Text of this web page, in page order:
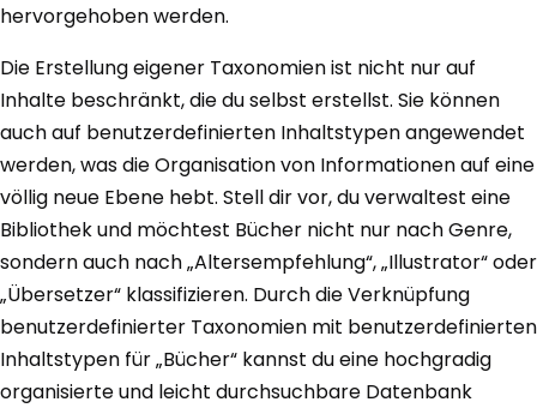
hervorgehoben werden.
Die Erstellung eigener Taxonomien ist nicht nur auf
Inhalte beschränkt, die du selbst erstellst. Sie können
auch auf benutzerdefinierten Inhaltstypen angewendet
werden, was die Organisation von Informationen auf eine
völlig neue Ebene hebt. Stell dir vor, du verwaltest eine
Bibliothek und möchtest Bücher nicht nur nach Genre,
sondern auch nach „Altersempfehlung“, „Illustrator“ oder
„Übersetzer“ klassifizieren. Durch die Verknüpfung
benutzerdefinierter Taxonomien mit benutzerdefinierten
Inhaltstypen für „Bücher“ kannst du eine hochgradig
organisierte und leicht durchsuchbare Datenbank